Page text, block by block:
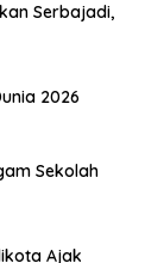
Serbajadi,
2026
Sekolah
Ajak